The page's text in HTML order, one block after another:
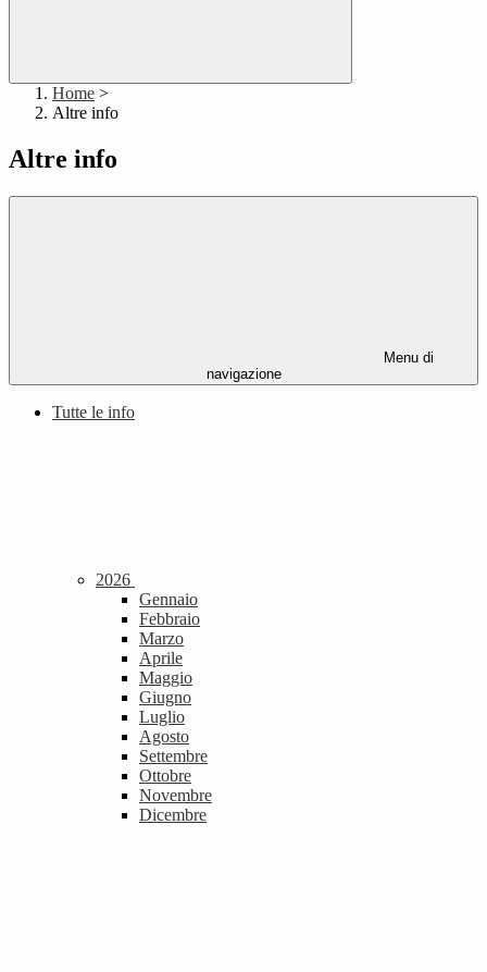
Home >
Altre info
Altre info
Menu di
navigazione
Tutte le info
2026
Gennaio
Febbraio
Marzo
Aprile
Maggio
Giugno
Luglio
Agosto
Settembre
Ottobre
Novembre
Dicembre